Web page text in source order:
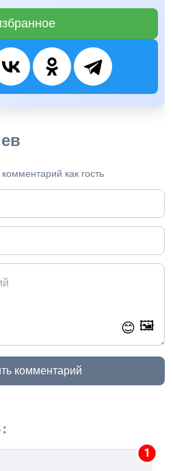
комментарий как гость
😊 🖼️
комментарий
1